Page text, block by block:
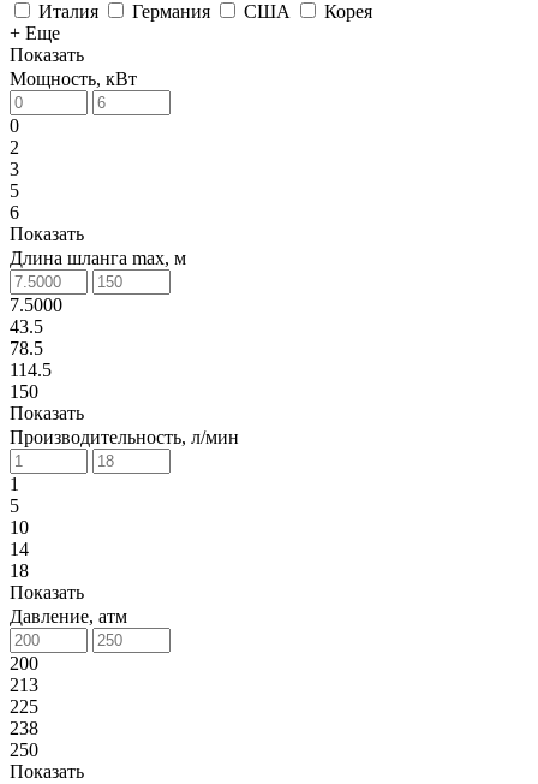
Италия
Германия США
Корея
+ Еще
Показать
Мощность, кВт
0
2
3
5
6
Показать
Длина шланга max, м
7.5000
43.5
78.5
114.5
150
Показать
Производительность, л/мин
1
5
10
14
18
Показать
Давление, атм
200
213
225
238
250
Показать